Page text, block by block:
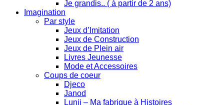
Je grandis.. ( à partir de 2 ans)
Imagination
Par style
Jeux d’Imitation
Jeux de Construction
Jeux de Plein air
Livres Jeunesse
Mode et Accessoires
Coups de coeur
Djeco
Janod
Lunii – Ma fabrique à Histoires